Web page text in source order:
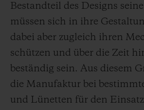
Bestandteil des Designs
müssen sich in ihre
dabei aber zugleich ihren
schützen und über die Zeit
beständig sein. Aus diesem
die Manufaktur bei
und Lünetten für den